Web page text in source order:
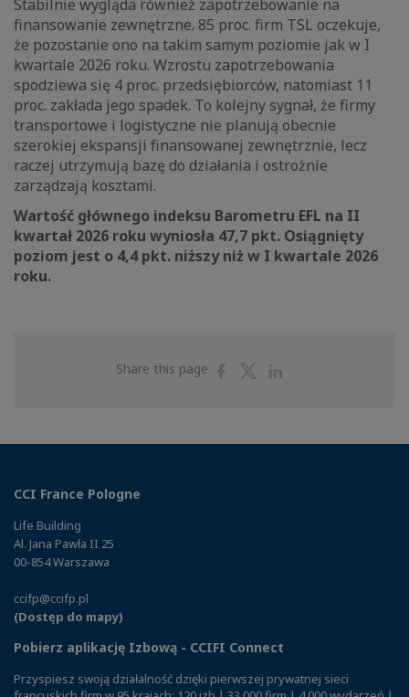
Stabilnie wygląda również zapotrzebowanie na
finansowanie zewnętrzne. 85 proc. firm TSL oczekuje,
że pozostanie ono na takim samym poziomie jak w I
kwartale 2026 roku. Wzrostu zapotrzebowania
spodziewa się 4 proc. przedsiębiorców, natomiast 11
proc. zakłada jego spadek. To kolejny sygnał, że firmy
transportowe i logistyczne nie planują obecnie
szerokiej ekspansji finansowanej zewnętrznie, lecz
raczej utrzymują bazę do działania i ostrożnie
zarządzają kosztami.
Wartość głównego indeksu Barometru EFL na II
kwartał 2026 roku wyniosła 47,7 pkt. Osiągnięty
poziom jest o 4,4 pkt. niższy niż w I kwartale 2026
roku.
Share this page
ShareShare
CCI France Pologne
Life Building
Al. Jana Pawła II 25
00-854 Warszawa
ccifp@ccifp.pl
(Dostęp do mapy)
Pobierz aplikację Izbową - CCIFI Connect
Przyspiesz swoją działalność dzięki pierwszej prywatnej sieci